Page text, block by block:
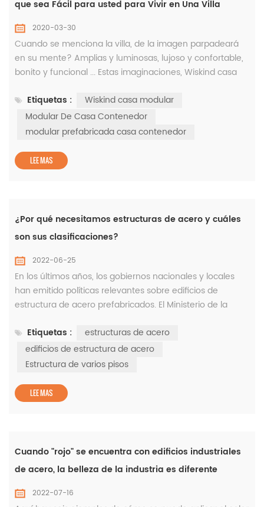
que sea Fácil para usted para Vivir en Una Villa
2020-03-30
Cuando se menciona la villa, de la imagen parpadeará
en su mente? Amplias y luminosas, lujoso y confortable,
bonito y funcional ... Estas imaginaciones, Wiskind casa
cual consta de 18 unidad de los módulos. Se encuentra
ubicado en el estacionamiento en el lado oeste del
edificio de oficinas. Es un hermoso paisaje de la WISKIND
Etiquetas :
Wiskind casa modular
Modular De Casa Contenedor
modular prefabricada casa contenedor
LEE MAS
¿Por qué necesitamos estructuras de acero y cuáles
son sus clasificaciones?
2022-06-25
En los últimos años, los gobiernos nacionales y locales
han emitido políticas relevantes sobre edificios de
estructura de acero prefabricados. El Ministerio de la
investigación sobre edificios con estructura de acero y
ha construido muchos proyectos piloto. Al mismo tiempo,
muchas universidades y empresas también se han unido
Etiquetas :
estructuras de acero
edificios de estructura de acero
Estructura de varios pisos
LEE MAS
Cuando "rojo" se encuentra con edificios industriales
de acero, la belleza de la industria es diferente
2022-07-16